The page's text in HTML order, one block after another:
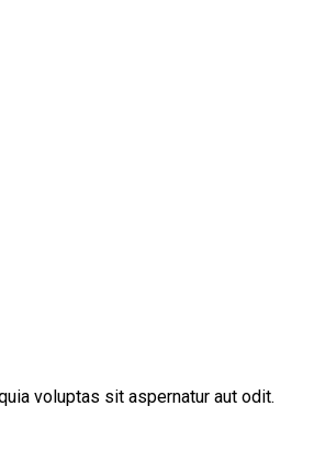
voluptas sit aspernatur aut odit.